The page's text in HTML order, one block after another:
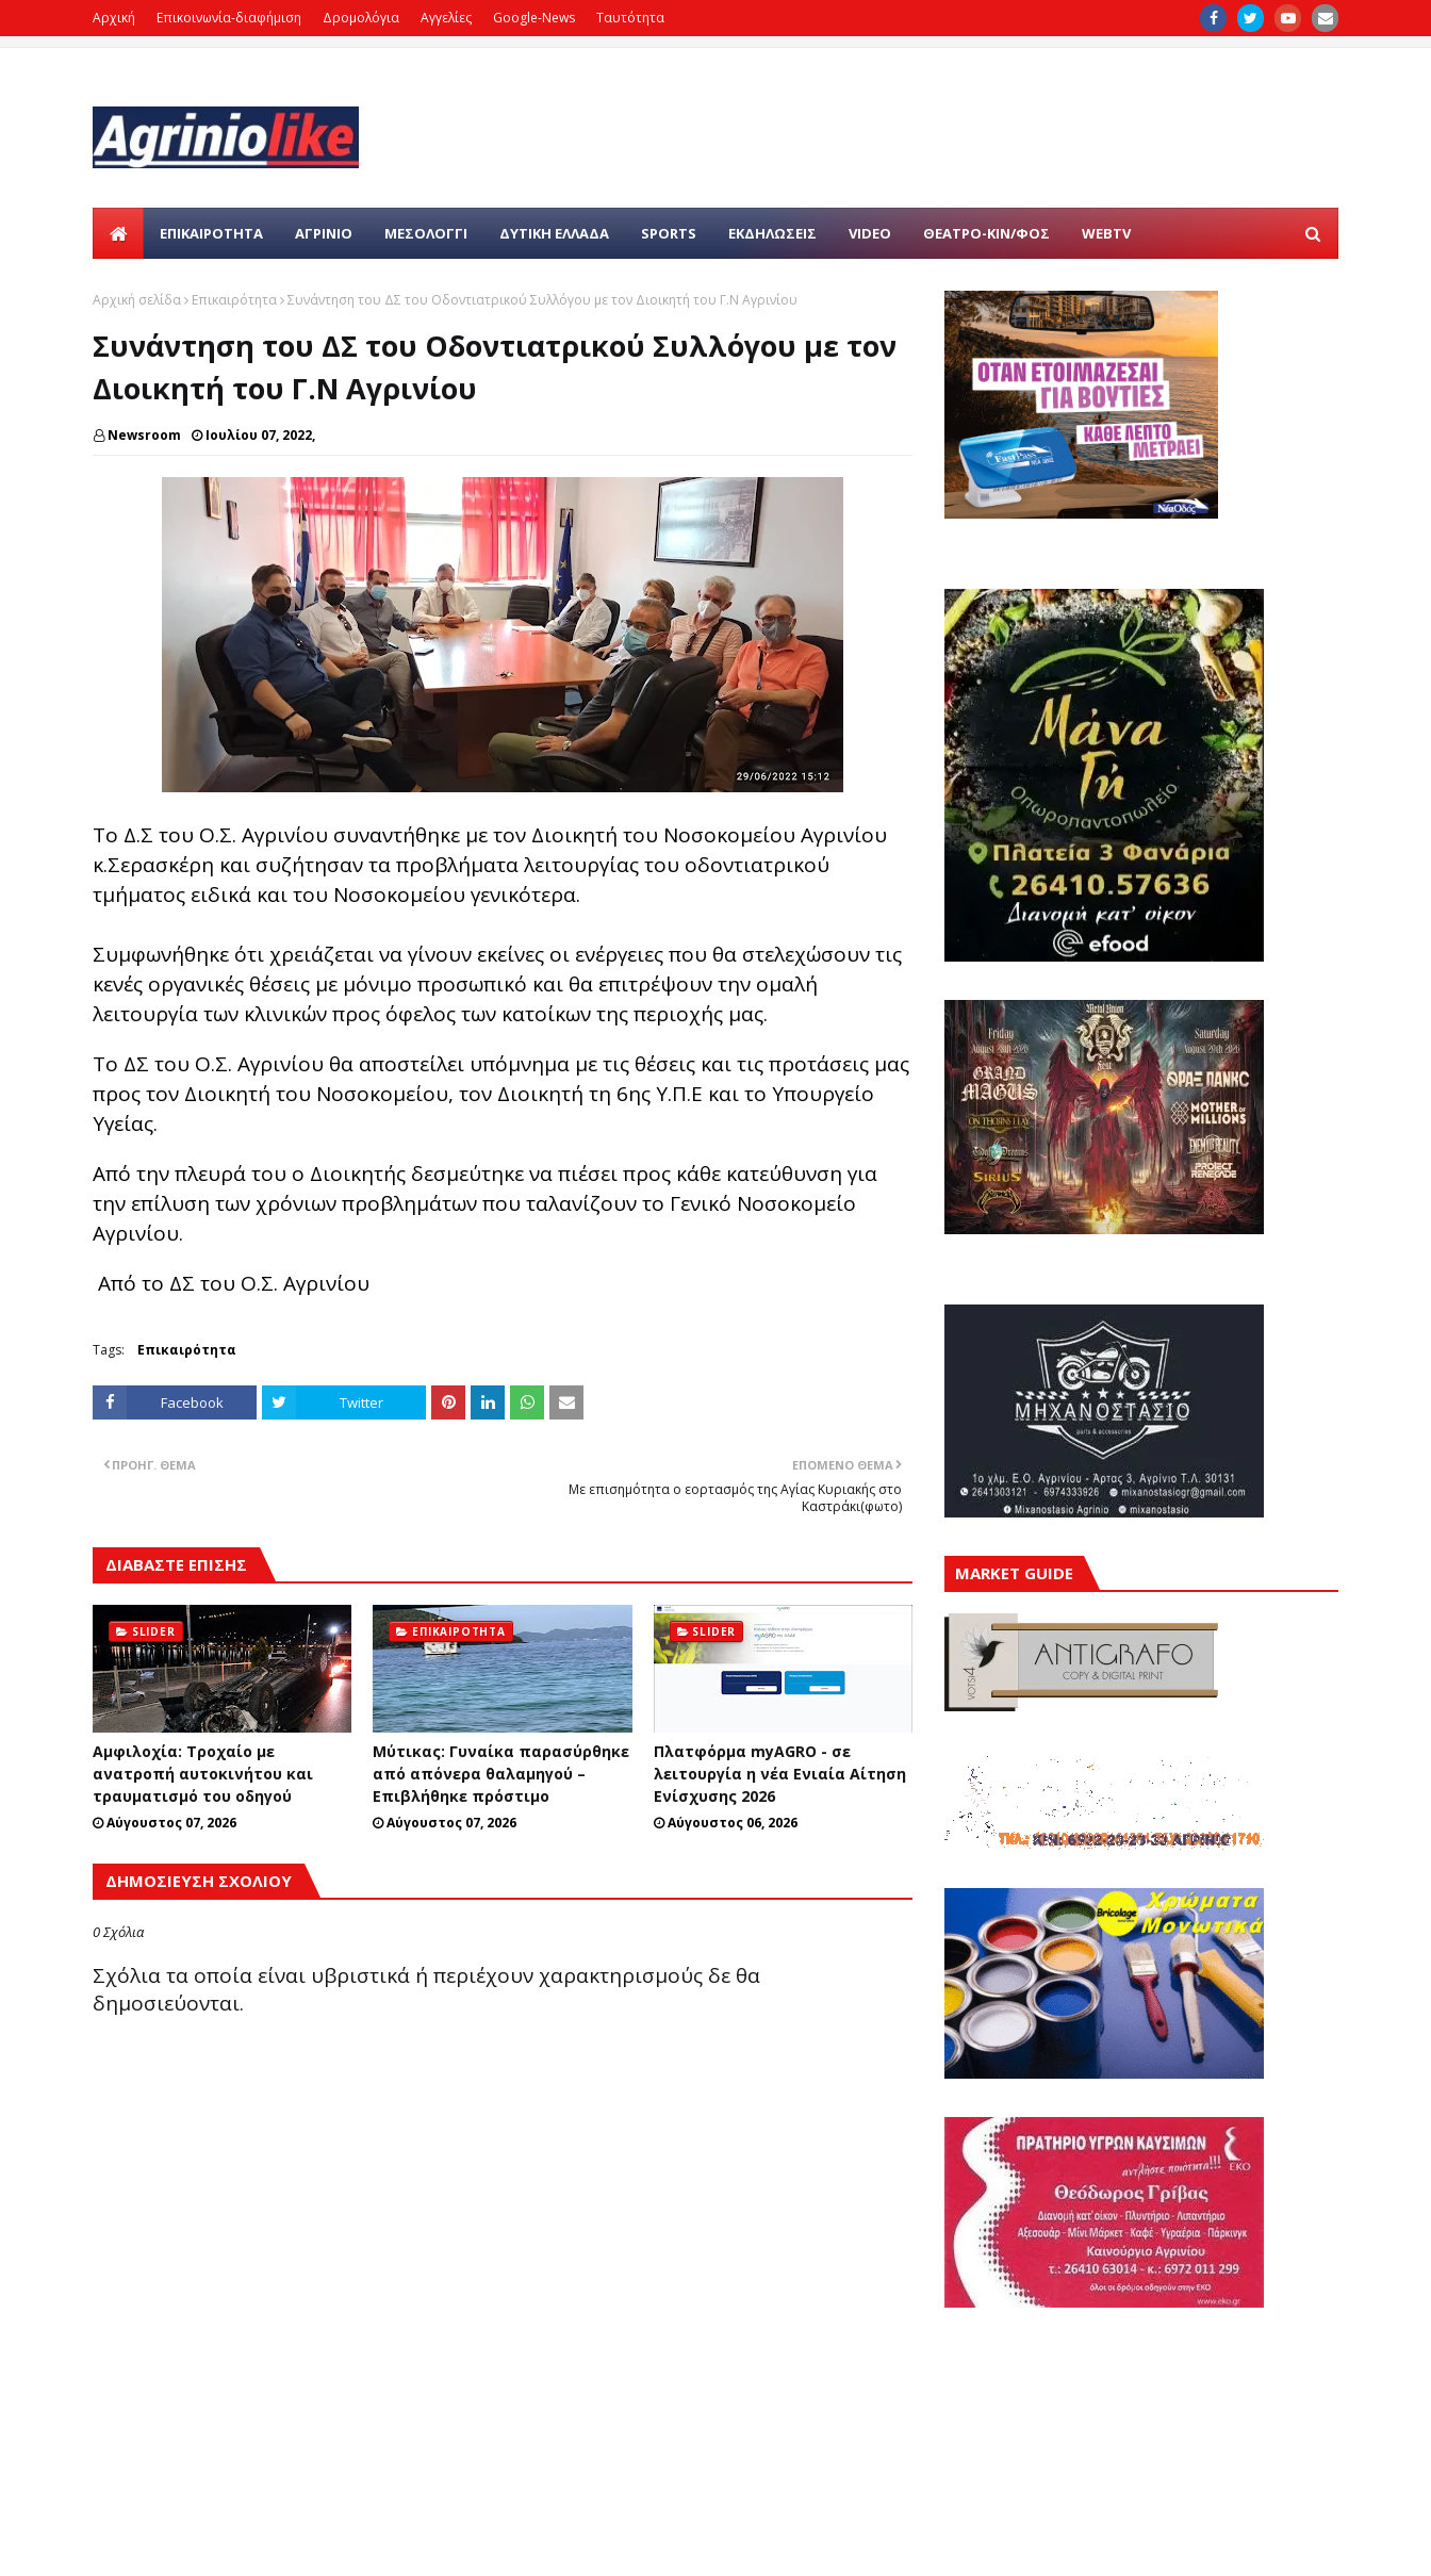
Αρχική Επικοινωνία-διαφήμιση Δρομολόγια Αγγελίες Google-News Ταυτότητα
ΕΠΙΚΑΙΡΌΤΗΤΑ ΑΓΡΙΝΙΟ ΜΕΣΟΛΟΓΓΙ ΔΥΤΙΚΗ ΕΛΛΑΔΑ SPORTS ΕΚΔΗΛΩΣΕΙΣ VIDEO ΘΕΑΤΡΟ-ΚΙΝ/ΦΟΣ WEBTV
Αρχική σελίδα Επικαιρότητα Συνάντηση του ΔΣ του Οδοντιατρικού Συλλόγου με τον Διοικητή του Γ.Ν Αγρινίου
Συνάντηση του ΔΣ του Οδοντιατρικού Συλλόγου με τον
Διοικητή του Γ.Ν Αγρινίου
Newsroom Ιουλίου 07, 2022,
Το Δ.Σ του Ο.Σ. Αγρινίου συναντήθηκε με τον Διοικητή του Νοσοκομείου Αγρινίου
κ.Σερασκέρη και συζήτησαν τα προβλήματα λειτουργίας του οδοντιατρικού
τμήματος ειδικά και του Νοσοκομείου γενικότερα.
Συμφωνήθηκε ότι χρειάζεται να γίνουν εκείνες οι ενέργειες που θα στελεχώσουν τις
κενές οργανικές θέσεις με μόνιμο προσωπικό και θα επιτρέψουν την ομαλή
λειτουργία των κλινικών προς όφελος των κατοίκων της περιοχής μας.
Το ΔΣ του Ο.Σ. Αγρινίου θα αποστείλει υπόμνημα με τις θέσεις και τις προτάσεις μας
προς τον Διοικητή του Νοσοκομείου, τον Διοικητή τη 6ης Υ.Π.Ε και το Υπουργείο
Υγείας.
Από την πλευρά του ο Διοικητής δεσμεύτηκε να πιέσει προς κάθε κατεύθυνση για
την επίλυση των χρόνιων προβλημάτων που ταλανίζουν το Γενικό Νοσοκομείο
Αγρινίου.
Από το ΔΣ του Ο.Σ. Αγρινίου
Tags: Επικαιρότητα
Facebook Twitter
ΕΠΌΜΕΝΟ ΘΈΜΑ
Με επισημότητα ο εορτασμός της Αγίας Κυριακής στο
Καστράκι(φωτο)
ΠΡΟΗΓ. ΘΈΜΑ
ΔΙΑΒΑΣΤΕ ΕΠΙΣΗΣ
SLIDER
Αμφιλοχία: Τροχαίο με
ανατροπή αυτοκινήτου και
τραυματισμό του οδηγού
Αύγουστος 07, 2026
ΕΠΙΚΑΙΡΌΤΗΤΑ
Μύτικας: Γυναίκα παρασύρθηκε
από απόνερα θαλαμηγού –
Επιβλήθηκε πρόστιμο
Αύγουστος 07, 2026
SLIDER
Πλατφόρμα myAGRO - σε
λειτουργία η νέα Ενιαία Αίτηση
Ενίσχυσης 2026
Αύγουστος 06, 2026
ΔΗΜΟΣΊΕΥΣΗ ΣΧΟΛΊΟΥ
0 Σχόλια
Σχόλια τα οποία είναι υβριστικά ή περιέχουν χαρακτηρισμούς δε θα
δημοσιεύονται.
MARKET GUIDE